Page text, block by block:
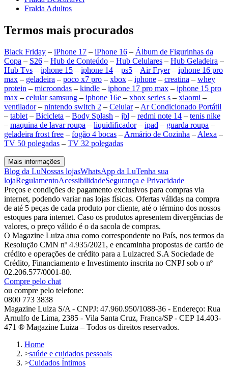
Fralda Adultos
Termos mais procurados
Black Friday – iPhone 17 – iPhone 16 – Álbum de Figurinhas da
Copa – S26 – Hub de Conteúdo – Hub Celulares – Hub Geladeira –
Hub Tvs – iphone 15 – iphone 14 – ps5 – Air Fryer– iphone 16 pro
max – geladeira – poco x7 pro – xbox – iphone – creatina – whey
protein – microondas – kindle – iphone 17 pro max – iphone 15 pro
max – celular samsung – iphone 16e – xbox series s – xiaomi –
ventilador– nintendo switch 2 – Celular– Ar Condicionado Portátil
– tablet – Bicicleta – Body Splash – jbl – redmi note 14 – tenis nike
– maquina de lavar roupa – liquidificador– ipad – guarda roupa –
geladeira frost free – fogão 4 bocas – Armário de Cozinha – Alexa –
TV 50 polegadas – TV 32 polegadas
Mais informações
Blog da LuNossas lojasWhatsApp da LuTenha sua
lojaRegulamentoAcessibilidadeSegurança e Privacidade
Preços e condições de pagamento exclusivos para compras via
internet, podendo variar nas lojas físicas. Ofertas válidas na compra
de até 5 peças de cada produto por cliente, até o término dos nossos
estoques para internet. Caso os produtos apresentem divergências de
valores, o preço válido é o da sacola de compras.
O Magazine Luiza atua como correspondente no País, nos termos da
Resolução CMN nº 4.935/2021, e encaminha propostas de cartão de
crédito e operações de crédito para a Luizacred S.A Sociedade de
Crédito, Financiamento e Investimento inscrita no CNPJ sob o nº
02.206.577/0001-80.
Compre pelo chat
ou compre pelo telefone:
0800 773 3838
Magazine Luiza S/A - CNPJ: 47.960.950/1088-36 - Endereço: Rua
Arnulfo de Lima, 2385 - Vila Santa Cruz, Franca/SP - CEP 14.403-
471 ® Magazine Luiza – Todos os direitos reservados.
Home
>saúde e cuidados pessoais
>Cuidados Íntimos